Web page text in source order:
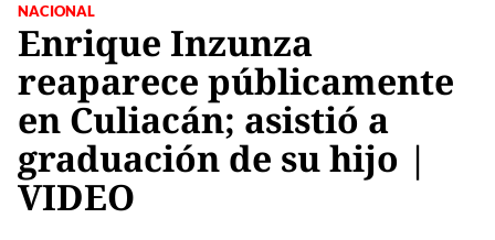
NACIONAL
Enrique Inzunza
reaparece públicamente
en Culiacán; asistió a
graduación de su hijo |
VIDEO